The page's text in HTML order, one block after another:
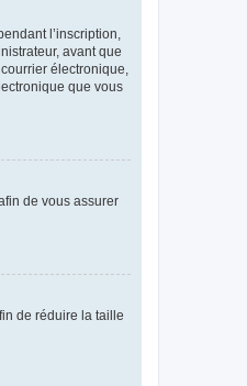
l’inscription,
avant que
électronique,
que vous
de vous assurer
de réduire la taille